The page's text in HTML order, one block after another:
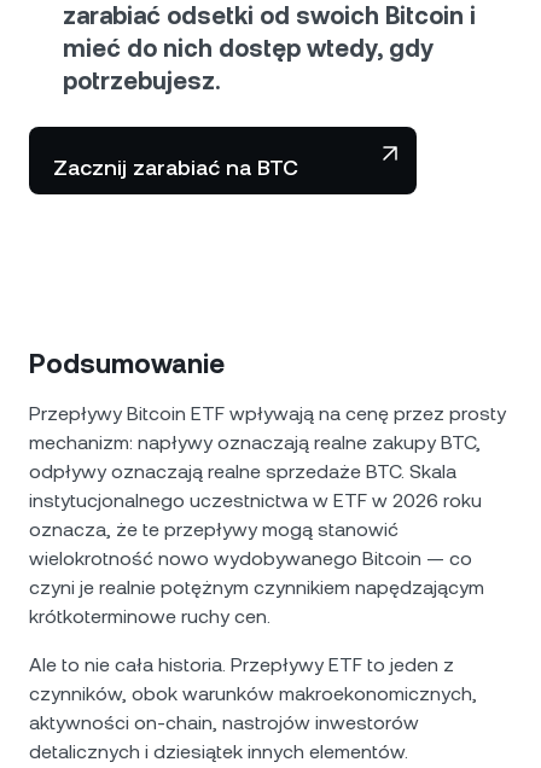
zarabiać odsetki od swoich Bitcoin i
mieć do nich dostęp wtedy, gdy
potrzebujesz.
Zacznij zarabiać na BTC
Podsumowanie
Przepływy Bitcoin ETF wpływają na cenę przez prosty
mechanizm: napływy oznaczają realne zakupy BTC,
odpływy oznaczają realne sprzedaże BTC. Skala
instytucjonalnego uczestnictwa w ETF w 2026 roku
oznacza, że te przepływy mogą stanowić
wielokrotność nowo wydobywanego Bitcoin — co
czyni je realnie potężnym czynnikiem napędzającym
krótkoterminowe ruchy cen.
Ale to nie cała historia. Przepływy ETF to jeden z
czynników, obok warunków makroekonomicznych,
aktywności on-chain, nastrojów inwestorów
detalicznych i dziesiątek innych elementów.